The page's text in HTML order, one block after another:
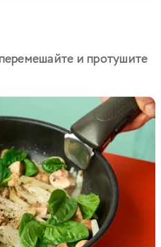
и протушите